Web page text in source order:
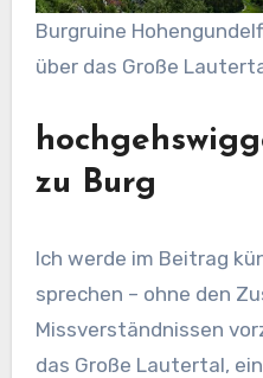
Burgruine
über das Große
zu Burg
Ich werde im Beitrag
sprechen – ohne den
Missverständnissen
das Große Lautertal,